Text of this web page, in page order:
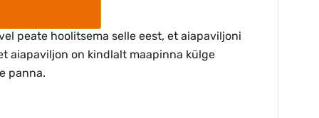
peate hoolitsema selle eest, et aiapaviljoni
aiapaviljon on kindlalt maapinna külge
panna.